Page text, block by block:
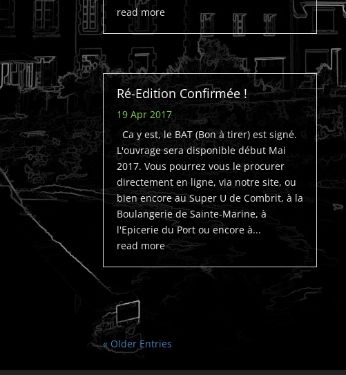
read more
Ré-Edition Confirmée !
19 Apr 2017
Ca y est, le BAT (Bon à tirer) est signé.
L'ouvrage sera disponible début Mai
2017. Vous pourrez vous le procurer
directement en ligne, via notre site, ou
bien encore au Super U de Combrit, à la
Boulangerie de Sainte-Marine, à
l'Epicerie du Port ou encore à...
read more
« Older Entries